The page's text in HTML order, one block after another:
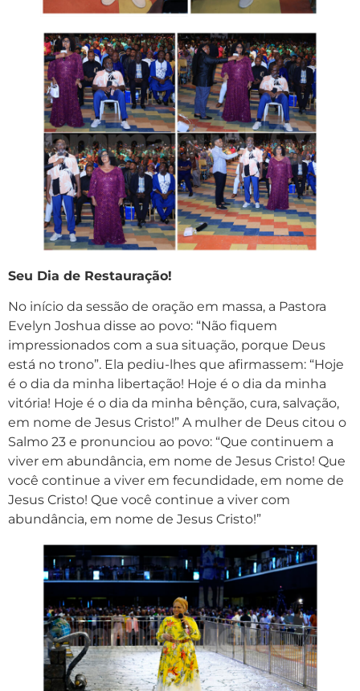
Seu Dia de Restauração!
No início da sessão de oração em massa, a Pastora
Evelyn Joshua disse ao povo: “Não fiquem
impressionados com a sua situação, porque Deus
está no trono”. Ela pediu-lhes que afirmassem: “Hoje
é o dia da minha libertação! Hoje é o dia da minha
vitória! Hoje é o dia da minha bênção, cura, salvação,
em nome de Jesus Cristo!” A mulher de Deus citou o
Salmo 23 e pronunciou ao povo: “Que continuem a
viver em abundância, em nome de Jesus Cristo! Que
você continue a viver em fecundidade, em nome de
Jesus Cristo! Que você continue a viver com
abundância, em nome de Jesus Cristo!”